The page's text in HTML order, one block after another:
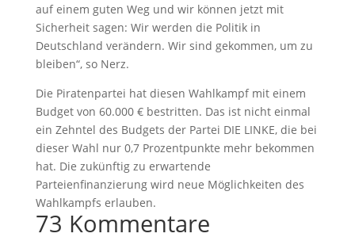
auf einem guten Weg und wir können jetzt mit
Sicherheit sagen: Wir werden die Politik in
Deutschland verändern. Wir sind gekommen, um zu
bleiben“, so Nerz.
Die Piratenpartei hat diesen Wahlkampf mit einem
Budget von 60.000 € bestritten. Das ist nicht einmal
ein Zehntel des Budgets der Partei DIE LINKE, die bei
dieser Wahl nur 0,7 Prozentpunkte mehr bekommen
hat. Die zukünftig zu erwartende
Parteienfinanzierung wird neue Möglichkeiten des
Wahlkampfs erlauben.
73 Kommentare